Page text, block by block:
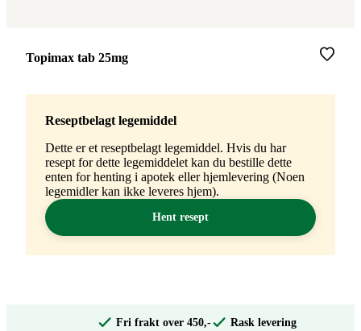
Merke:
Topimax tab 25mg
Reseptbelagt legemiddel
Dette er et reseptbelagt legemiddel. Hvis du har
resept for dette legemiddelet kan du bestille dette
enten for henting i apotek eller hjemlevering (Noen
legemidler kan ikke leveres hjem).
Hent resept
Fri frakt over 450,- Rask levering